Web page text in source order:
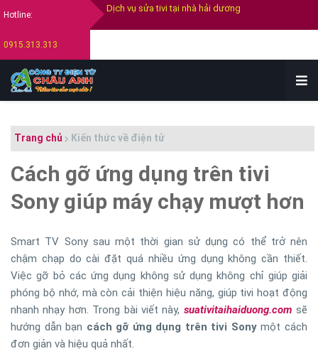
Hotline:
0915.313.313
Dịch vụ sửa tivi tại nhà hải dương
Thay màn hình tivi Sony
Thay màn hình tivi Lg
Bán tivi cũ tại hải dương
Thu mua tivi cũ hỏng tại hải dương
Trang chủ Kiến thức về điện tử
Cách gỡ ứng dụng trên tivi
Sony giúp máy chạy mượt hơn
Smart TV Sony sau một thời gian sử dụng có thể trở nên
chậm chạp do cài đặt quá nhiều ứng dụng không cần thiết.
Việc gỡ bỏ các ứng dụng không sử dụng không chỉ giúp giải
phóng bộ nhớ, mà còn cải thiện hiệu năng, giúp tivi hoạt động
nhanh nhạy hơn. Trong bài viết này, suativitaihaiduong.com sẽ
hướng dẫn bạn cách gỡ ứng dụng trên tivi Sonymột cách
đơn giản và hiệu quả nhất.